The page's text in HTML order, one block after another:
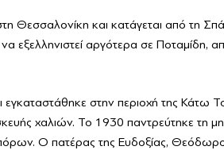
Θεσσαλονίκη και κατάγεται από τη
εξελληνιστεί αργότερα σε Ποταμίδη,
στην περιοχή της Κάτω
χαλιών. Το 1930 παντρεύτηκε τη
Ο πατέρας της Ευδοξίας,